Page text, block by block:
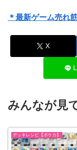
＊最新ゲーム売れ
X
みんなが見
デッキレシピ【ポケカ】